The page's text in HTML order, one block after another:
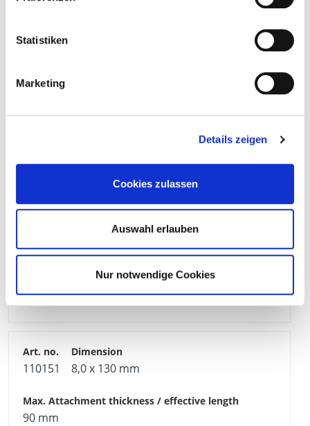
Statistiken
Marketing
Details zeigen
Cookies zulassen
Auswahl erlauben
Nur notwendige Cookies
70 mm
100 Pieces 4250207439486
110151 8,0 x 130 mm
90 mm